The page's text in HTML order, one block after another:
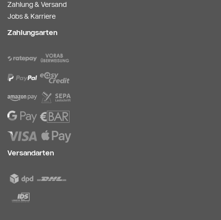
Zahlung & Versand
Jobs & Karriere
Zahlungsarten
Versandarten